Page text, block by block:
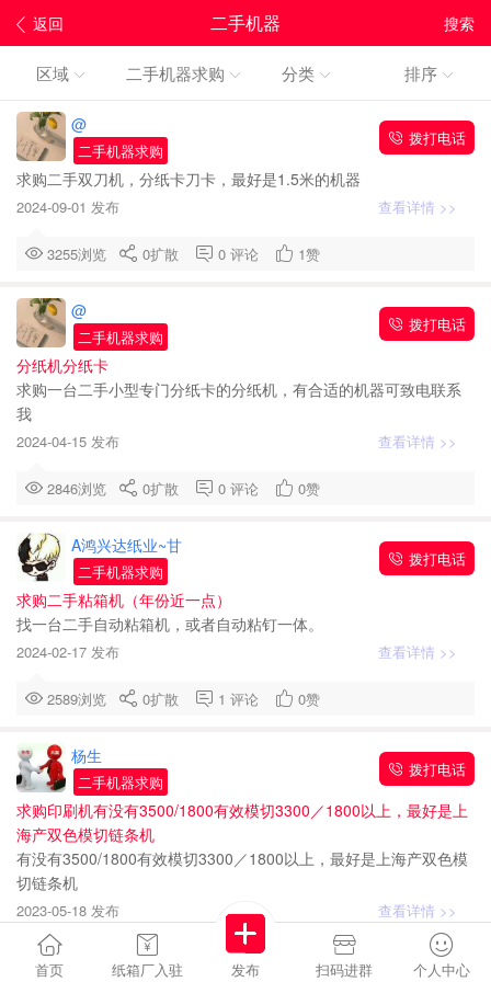
返回 搜索
二手机器
区域 二手机器求购 分类 排序
@
二手机器求购
拨打电话
求购二手双刀机，分纸卡刀卡，最好是1.5米的机器
2024-09-01 发布 查看详情 >>
3255浏览 0扩散 0 评论 1赞
@
二手机器求购
拨打电话
分纸机分纸卡
求购一台二手小型专门分纸卡的分纸机，有合适的机器可致电联系
我
2024-04-15 发布 查看详情 >>
2846浏览 0扩散 0 评论 0赞
A鸿兴达纸业~甘
二手机器求购
拨打电话
求购二手粘箱机（年份近一点）
找一台二手自动粘箱机，或者自动粘钉一体。
2024-02-17 发布 查看详情 >>
2589浏览 0扩散 1 评论 0赞
杨生
二手机器求购
拨打电话
求购印刷机有没有3500/1800有效模切3300／1800以上，最好是上
海产双色模切链条机
有没有3500/1800有效模切3300／1800以上，最好是上海产双色模
切链条机
2023-05-18 发布 查看详情 >>
3580浏览 0扩散 评论
首页 纸箱厂入驻 发布 扫码进群 个人中心